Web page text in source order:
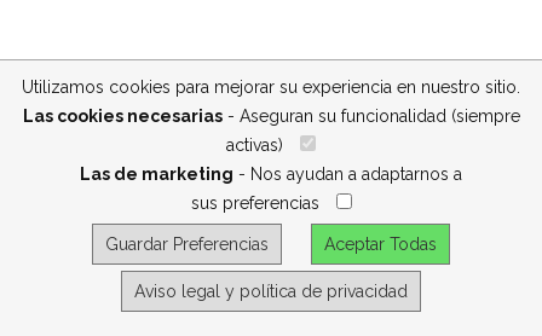
Utilizamos cookies para mejorar su experiencia en nuestro sitio.
Las cookies necesarias- Aseguran su funcionalidad (siempre
activas)
Las de marketing - Nos ayudan a adaptarnos a
sus preferencias
Guardar Preferencias Aceptar Todas
Aviso legal y política de privacidad